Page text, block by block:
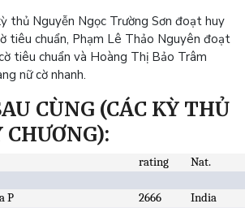
thủ Nguyễn Ngọc Trường Sơn đoạt huy
tiêu chuẩn, Phạm Lê Thảo Nguyên đoạt
tiêu chuẩn và Hoàng Thị Bảo Trâm
nữ cờ nhanh.
CÙNG (CÁC KỲ THỦ
rating
Nat.
P 2666
India